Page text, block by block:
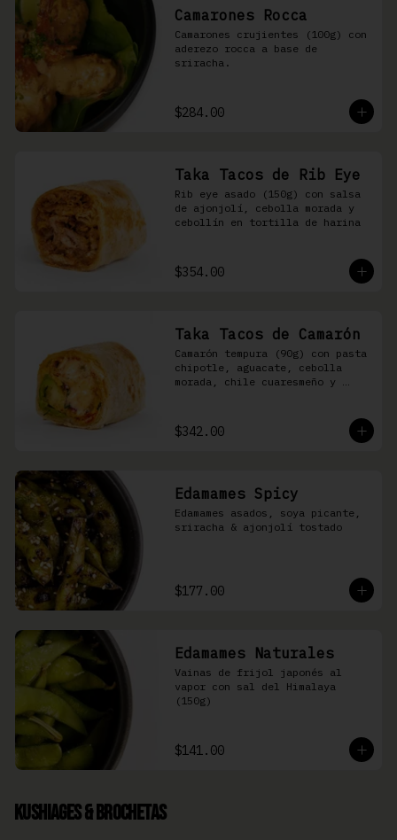
Camarones Rocca
Camarones crujientes (100g) con
aderezo rocca a base de
sriracha.
$284.00
Taka Tacos de Rib Eye
Rib eye asado (150g) con salsa
de ajonjolí, cebolla morada y
cebollín en tortilla de harina
$354.00
Taka Tacos de Camarón
Camarón tempura (90g) con pasta
chipotle, aguacate, cebolla
morada, chile cuaresmeño y
$342.00
Edamames Spicy
Edamames asados, soya picante,
sriracha & ajonjolí tostado
$177.00
Edamames Naturales
Vainas de frijol japonés al
vapor con sal del Himalaya
(150g)
$141.00
Kushiages & Brochetas